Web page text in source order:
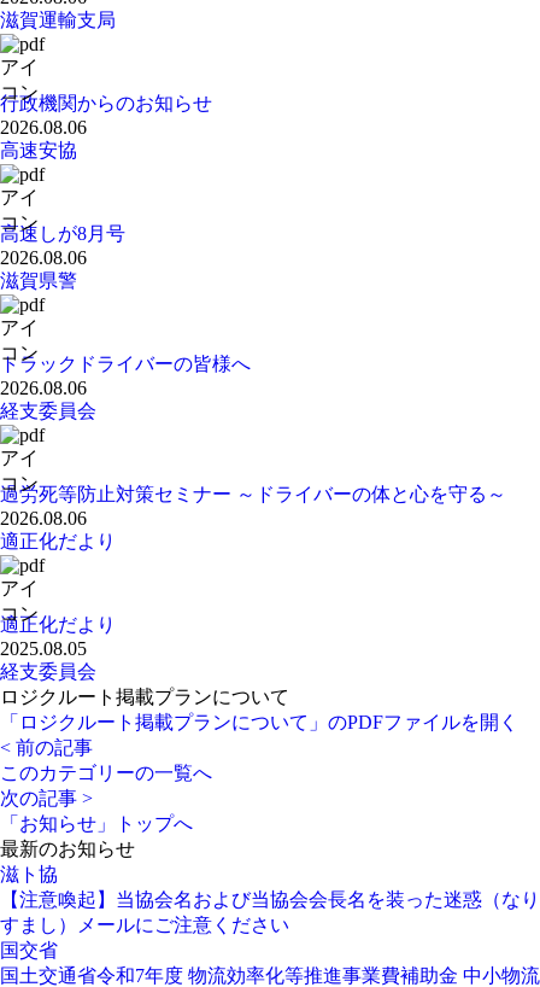
滋賀運輸支局
行政機関からのお知らせ
2026.08.06
高速安協
高速しが8月号
2026.08.06
滋賀県警
トラックドライバーの皆様へ
2026.08.06
経支委員会
過労死等防止対策セミナー ～ドライバーの体と心を守る～
2026.08.06
適正化だより
適正化だより
2025.08.05
経支委員会
ロジクルート掲載プランについて
「ロジクルート掲載プランについて」のPDFファイルを開く
< 前の記事
このカテゴリーの一覧へ
次の記事 >
「お知らせ」トップへ
最新のお知らせ
滋ト協
【注意喚起】当協会名および当協会会長名を装った迷惑（なり
すまし）メールにご注意ください
国交省
国土交通省令和7年度 物流効率化等推進事業費補助金 中小物流